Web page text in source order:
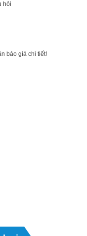
hỏi
báo giá chi tiết!